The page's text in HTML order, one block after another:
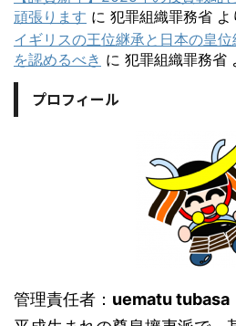
頑張ります に 犯罪組織罪務省 よ
イギリスの王位継承と日本の皇
を認めるべき に 犯罪組織罪務省
プロフィール
管理責任者： uematu tubasa